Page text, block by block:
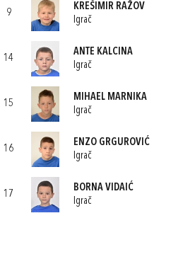
9
KREŠIMIR RAŽOV
Igrač
14
ANTE KALCINA
Igrač
15
MIHAEL MARNIKA
Igrač
16
ENZO GRGUROVIĆ
Igrač
17
BORNA VIDAIĆ
Igrač